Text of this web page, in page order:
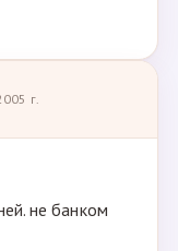
г.
не банком